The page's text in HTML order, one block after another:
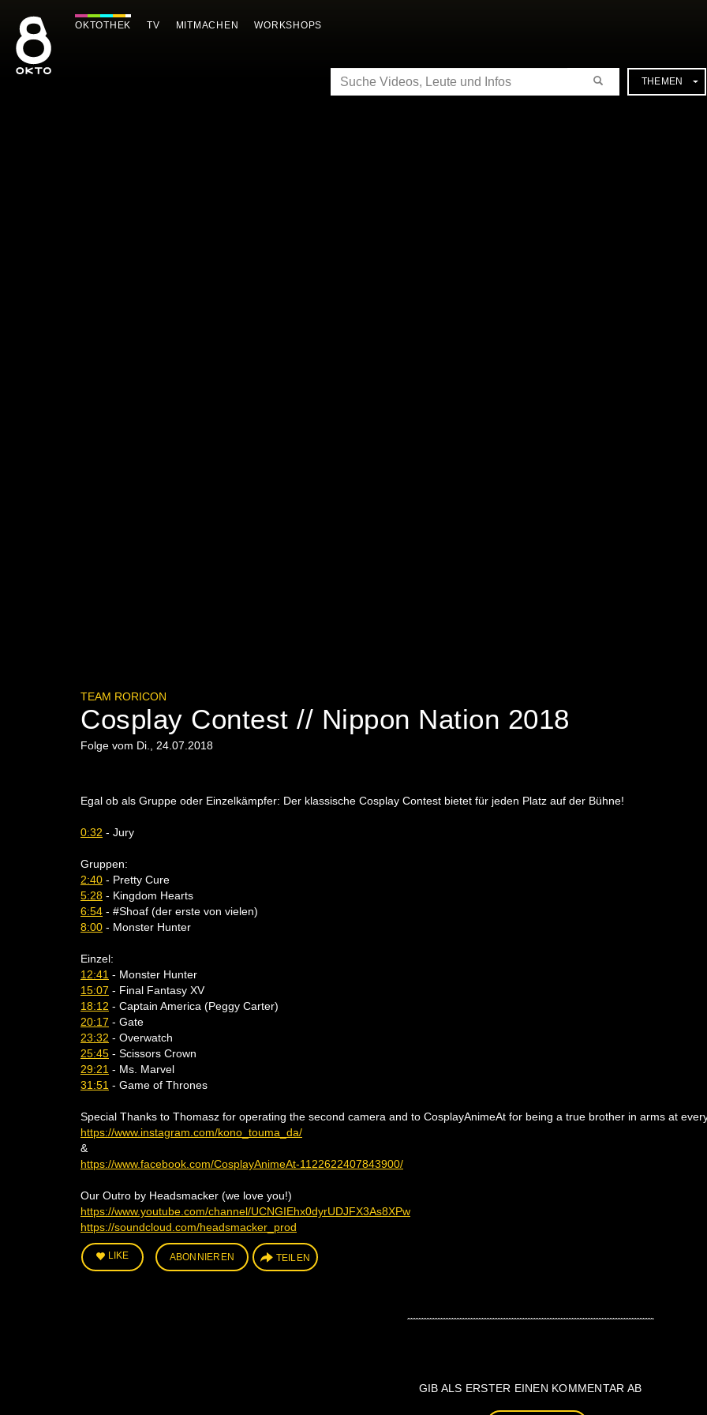
Inhalt
springen
OKTOTHEK TV MITMACHEN WORKSHOPS
SUCHE THEMEN
TEAM RORICON
Cosplay Contest // Nippon Nation 2018
Folge vom Di., 24.07.2018
Egal ob als Gruppe oder Einzelkämpfer: Der klassische Cosplay Contest bietet für jeden Platz auf der Bühne!
0:32 - Jury
Gruppen:
2:40 - Pretty Cure
5:28 - Kingdom Hearts
6:54 - #Shoaf (der erste von vielen)
8:00 - Monster Hunter
Einzel:
12:41 - Monster Hunter
15:07 - Final Fantasy XV
18:12 - Captain America (Peggy Carter)
20:17 - Gate
23:32 - Overwatch
25:45 - Scissors Crown
29:21 - Ms. Marvel
31:51 - Game of Thrones
Special Thanks to Thomasz for operating the second camera and to CosplayAnimeAt for being a true brother in arms at
https://www.instagram.com/kono_touma_da/
&
https://www.facebook.com/CosplayAnimeAt-1122622407843900/
Our Outro by Headsmacker (we love you!)
https://www.youtube.com/channel/UCNGIEhx0dyrUDJFX3As8XPw
https://soundcloud.com/headsmacker_prod
LIKE ABONNIEREN TEILEN
GIB ALS ERSTER EINEN KOMMENTAR AB